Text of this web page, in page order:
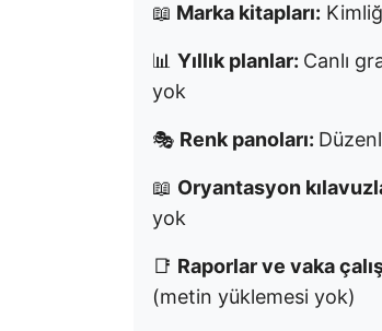
📖 Marka kitapları:
📊 Yıllık planlar: Canlı
yok
🎭 Renk panoları:
📖 Oryantasyon
yok
📑 Raporlar ve vaka
(metin yüklemesi yok)